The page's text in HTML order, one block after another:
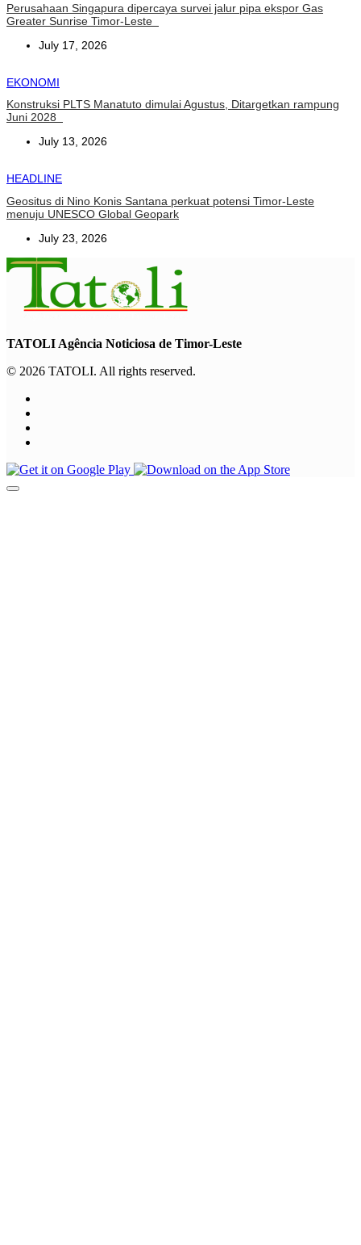
Perusahaan Singapura dipercaya survei jalur pipa ekspor Gas
Greater Sunrise Timor-Leste
July 17, 2026
EKONOMI
Konstruksi PLTS Manatuto dimulai Agustus, Ditargetkan rampung
Juni 2028
July 13, 2026
HEADLINE
Geositus di Nino Konis Santana perkuat potensi Timor-Leste
menuju UNESCO Global Geopark
July 23, 2026
TATOLI Agência Noticiosa de Timor-Leste
© 2026 TATOLI. All rights reserved.